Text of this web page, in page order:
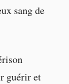
sang de
guérir et